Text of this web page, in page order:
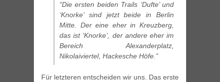
“Die ersten beiden Trails ‘Dufte’ und
‘Knorke’ sind jetzt beide in Berlin
Mitte. Der eine eher in Kreuzberg,
das ist ‘Knorke’, der andere eher im
Bereich Alexanderplatz,
Nikolaiviertel, Hackesche Höfe.”
Für letzteren entscheiden wir uns. Das erste